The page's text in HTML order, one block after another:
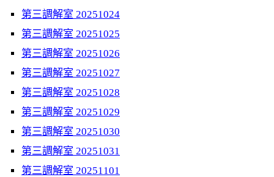
第三調解室 20251024
第三調解室 20251025
第三調解室 20251026
第三調解室 20251027
第三調解室 20251028
第三調解室 20251029
第三調解室 20251030
第三調解室 20251031
第三調解室 20251101